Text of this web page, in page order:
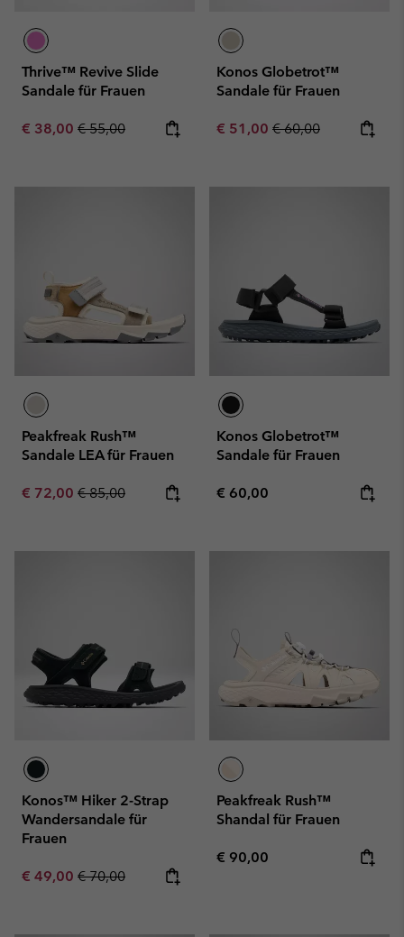
Thrive™ Revive Slide
Sandale für Frauen
Sale price:
€ 38,00 Regular price:
€ 55,00
Konos Globetrot™
Sandale für Frauen
Sale price:
€ 51,00 Regular price:
€ 60,00
Peakfreak Rush™
Sandale LEA für Frauen
Sale price:
€ 72,00 Regular price:
€ 85,00
Konos Globetrot™
Sandale für Frauen
Regular price:
€ 60,00
Konos™ Hiker 2-Strap
Wandersandale für
Frauen
Sale price:
€ 49,00 Regular price:
€ 70,00
Peakfreak Rush™
Shandal für Frauen
Regular price:
€ 90,00